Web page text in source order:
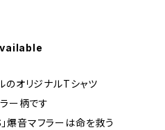
のオリジナルTシャツ
ー柄です
爆音マフラーは命を救う